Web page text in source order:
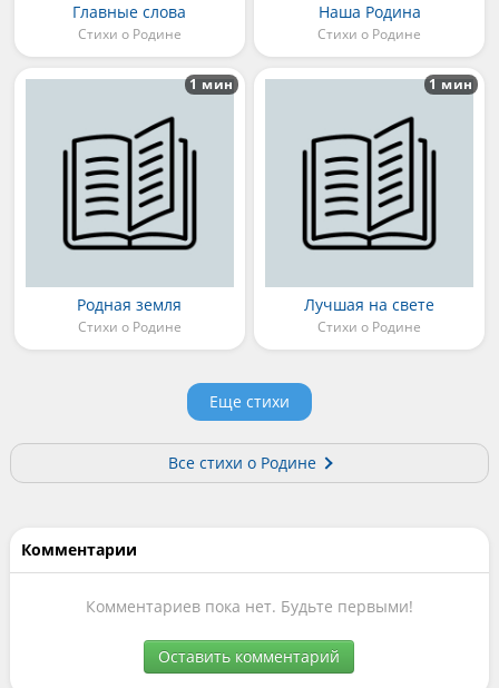
Главные слова
Стихи о Родине
Наша Родина
Стихи о Родине
Родная земля
Стихи о Родине
1 мин
Лучшая на свете
Стихи о Родине
1 мин
Еще стихи
Все стихи о Родине
Комментарии
Комментариев пока нет. Будьте первыми!
Оставить комментарий